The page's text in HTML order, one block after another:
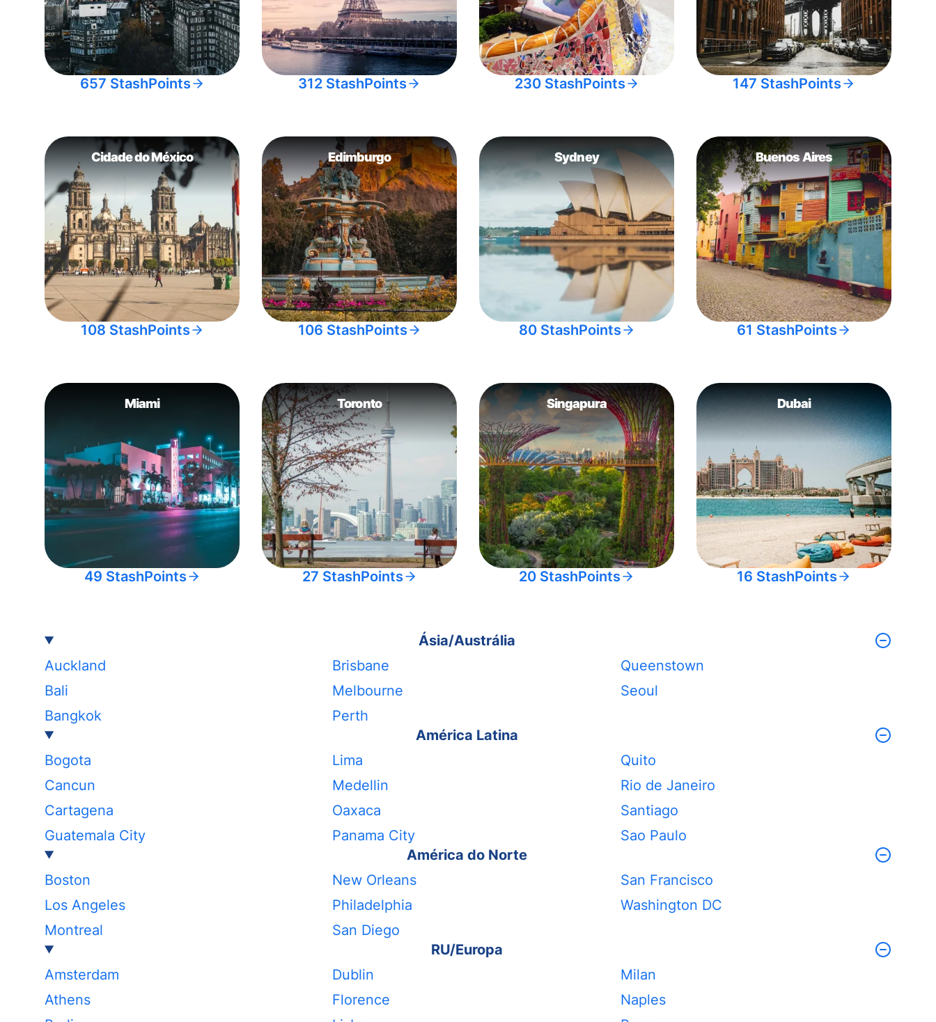
657 StashPoints 312 StashPoints 230 StashPoints 147 StashPoints
Cidade do México
108 StashPoints
Edimburgo
106 StashPoints
Sydney
80 StashPoints
Buenos Aires
61 StashPoints
Miami
49 StashPoints
Toronto
27 StashPoints
Singapura
20 StashPoints
Dubai
16 StashPoints
Ásia/Austrália
Auckland
Bali
Bangkok
Brisbane
Melbourne
Perth
Queenstown
Seoul
América Latina
Bogota
Cancun
Cartagena
Guatemala City
Lima
Medellin
Oaxaca
Panama City
Quito
Rio de Janeiro
Santiago
Sao Paulo
América do Norte
Boston
Los Angeles
Montreal
New Orleans
Philadelphia
San Diego
San Francisco
Washington DC
RU/Europa
Amsterdam
Athens
Dublin
Florence
Milan
Naples